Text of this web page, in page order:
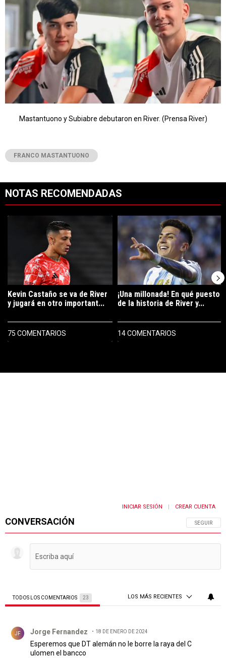
Mastantuono y Subiabre debutaron en River. (Prensa River)
FRANCO MASTANTUONO
NOTAS RECOMENDADAS
Un artículo de tendencia con el título "Kevin Castaño se va de
Kevin Castaño se va de River
y jugará en otro important...
75 COMENTARIOS
Un artículo de tendencia con el
¡Una millonada! En qué puesto
de la historia de River y...
14 COMENTARIOS
CONVERSACIÓN SIGA ESTA
SEGUIR
INICIAR SESIÓN CREAR CUENTA
TODOS LOS COMENTARIOS 23 LOS MÁS RECIENTES
JF Jorge Fernandez 18 DE ENERO DE 2024
Esperemos que DT alemán no le borre la raya del C
ulomen el bancco